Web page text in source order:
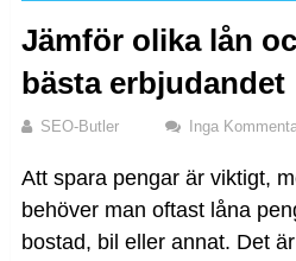
Jämför olika lån
bästa erbjudandet
SEO-Butler Inga
Att spara pengar är viktigt,
behöver man oftast låna
bostad, bil eller annat. Det